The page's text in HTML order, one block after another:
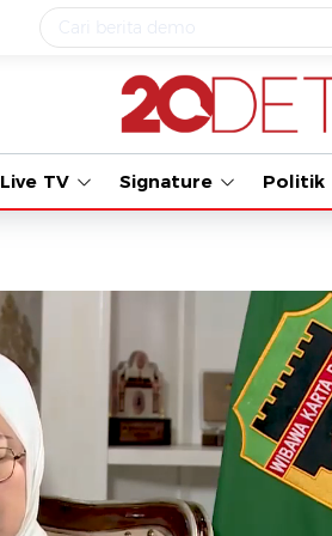
Yang sedang ramai dicari
data live draw sgp
#3prabowo
#5demo
Promoted
Terakhir yang dicari
Loading...
Live TV Signature Politik